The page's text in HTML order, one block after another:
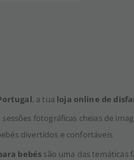
, a tua loja online de
fotográficas cheias de
divertidos e confortáveis
bebés são uma das temáticas